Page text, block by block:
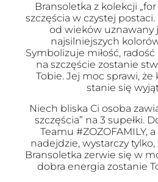
Bransoletka z kolekcji
szczęścia w czystej
od wieków uznawany
najsilniejszych
Symbolizuje miłość,
na szczęście zostanie
Tobie. Jej moc sprawi, że
stanie się
Niech bliska Ci osoba
szczęścia” na 3 supełki.
Teamu #ZOZOFAMILY,
nadejdzie, wystarczy
Bransoletka zerwie się w
dobra energia zostanie